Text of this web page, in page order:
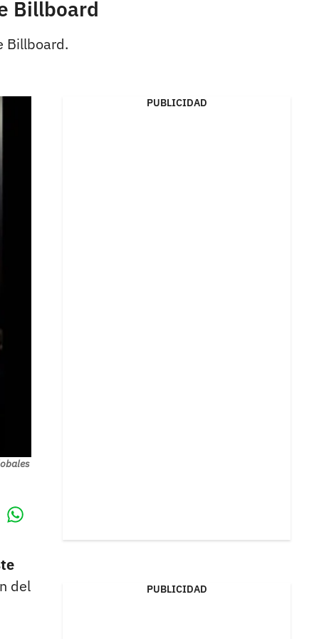
Billboard
Billboard.
del
PUBLICIDAD
PUBLICIDAD